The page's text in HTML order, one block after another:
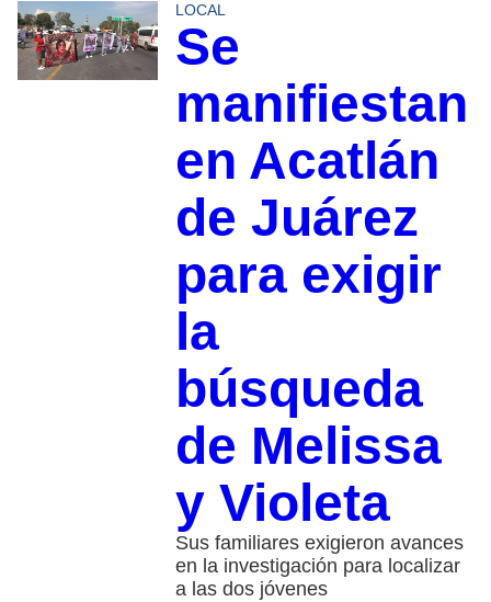
LOCAL
Se
manifiestan
en Acatlán
de Juárez
para exigir
la
búsqueda
de Melissa
y Violeta
Sus familiares exigieron avances
en la investigación para localizar
a las dos jóvenes